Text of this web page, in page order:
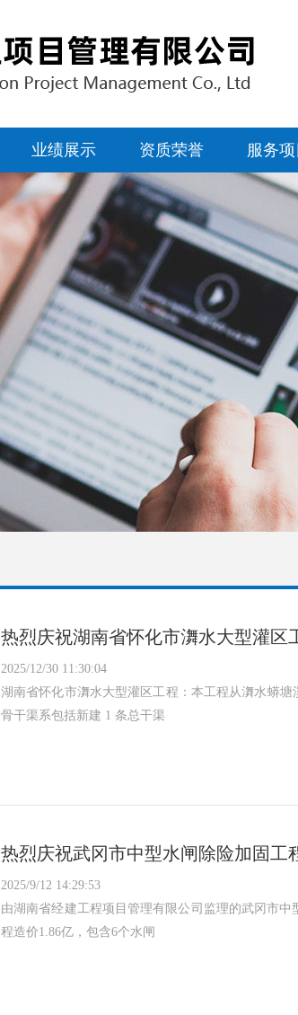
业绩展示 资质荣誉 服务项
热烈庆祝湖南省怀化市㵲水大型灌区
2025/12/30 11:30:04
湖南省怀化市㵲水大型灌区工程：本工程从㵲水蟒塘
骨干渠系包括新建 1 条总干渠
热烈庆祝武冈市中型水闸除险加固工
2025/9/12 14:29:53
由湖南省经建工程项目管理有限公司监理的武冈市
程造价1.86亿，包含6个水闸